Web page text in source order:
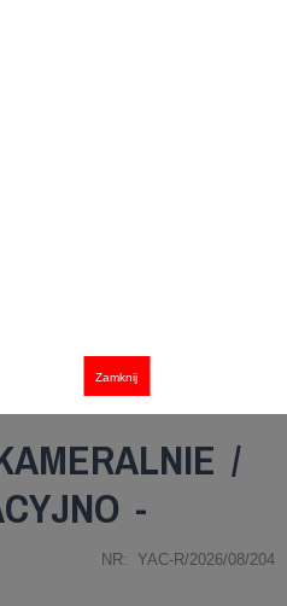
Zamknij
/
-
NR: YAC-R/2026/08/204